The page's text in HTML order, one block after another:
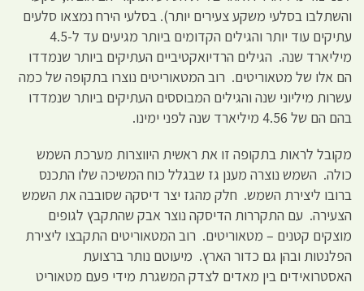
והשתלבו בסלעי משקע צעירים יותר). בסלעי הירח נמצאו סלעים
עתיקים עוד יותר והגילים הקדומים ביותר מגיעים עד ל-4.5
מיליארד שנה. הגילים הרדיואקטיביים העתיקים ביותר שנמדדו
הם אלו של מטאוריטים. רוב המטאוריטים נוצרו בתקופה של כמה
עשרות מיליוני שנה והגילים המבוססים העתיקים ביותר שנמדדו
בהם הם של 4.56 מיליארד שנה לפני ימינו.
מקובל לראות בתקופה זו את ראשית היווצרות מערכת השמש
כולה. השמש נוצרה מענן גז שבגלל כוח המשיכה שלו התכנס
ברובו ליצירת השמש. חלק מהגז יצר דיסקה שסובבה את השמש
הצעירה. עם התקררות הדיסקה נוצר אבק שהתקבץ לגופים
מוצקים קטנים – מטאוריטים. רוב המטאוריטים התקבצו ליצירת
הפלנטות ובהן גם כדור הארץ. מיעוטם נותר ברצועת
האסטרואידים בין מאדים לצדק המשגרת מידי פעם מטאוריט